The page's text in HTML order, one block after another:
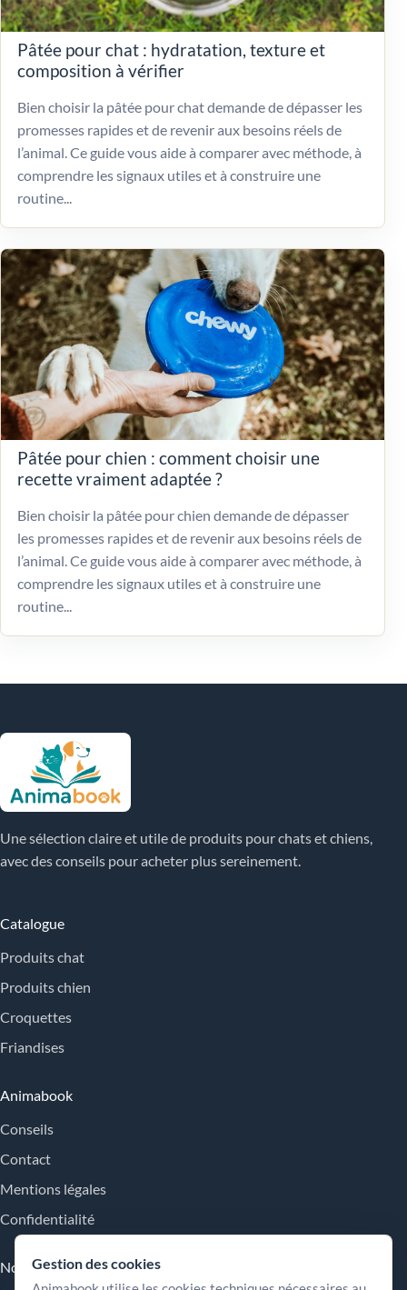
Pâtée pour chat : hydratation, texture et
composition à vérifier
Bien choisir la pâtée pour chat demande de dépasser les
promesses rapides et de revenir aux besoins réels de
l’animal. Ce guide vous aide à comparer avec méthode, à
comprendre les signaux utiles et à construire une
routine...
Pâtée pour chien : comment choisir une
recette vraiment adaptée ?
Bien choisir la pâtée pour chien demande de dépasser
les promesses rapides et de revenir aux besoins réels de
l’animal. Ce guide vous aide à comparer avec méthode, à
comprendre les signaux utiles et à construire une
routine...
Une sélection claire et utile de produits pour chats et chiens,
avec des conseils pour acheter plus sereinement.
Catalogue
Produits chat
Produits chien
Croquettes
Friandises
Animabook
Conseils
Contact
Mentions légales
Confidentialité
Nos engagements
Gestion des cookies